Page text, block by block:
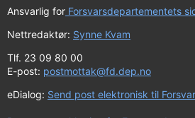
Ansvarlig for Forsvarsdepartementets
Nettredaktør: Synne Kvam
Tlf. 23 09 80 00
E-post: postmottak@fd.dep.no
eDialog: Send post elektronisk til